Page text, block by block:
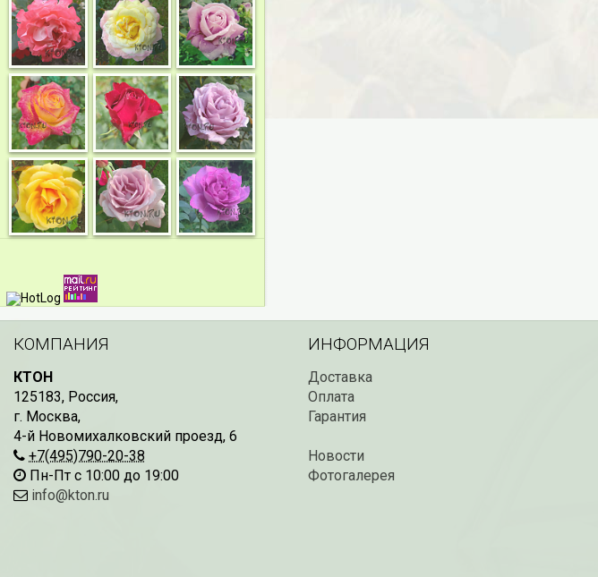
КОМПАНИЯ
КТОН
125183, Россия,
г. Москва,
4-й Новомихалковский проезд, 6
+7(495)790-20-38
Пн-Пт с 10:00 до 19:00
info@kton.ru
ИНФОРМАЦИЯ
Доставка
Оплата
Гарантия
Новости
Фотогалерея